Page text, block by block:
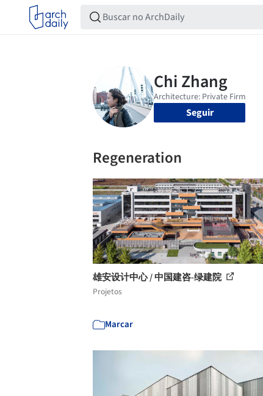
Seguir
Regeneration
雄安设计中心 / 中国建咨-绿建院
Projetos
Marcar